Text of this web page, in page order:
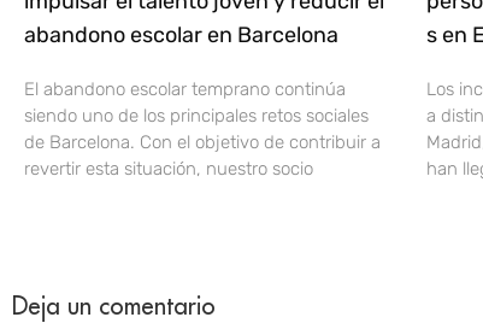
abandono escolar en Barcelona
El abandono escolar temprano continúa
siendo uno de los principales retos sociales
de Barcelona. Con el objetivo de contribuir a
revertir esta situación, nuestro socio
s en
Los
a
han
Deja un comentario